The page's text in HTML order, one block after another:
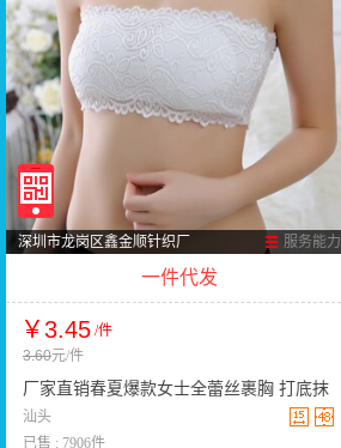
深圳市龙岗区鑫金顺针织厂 服务能力
一件代发
￥3.45 /件
3.60元/件
厂家直销春夏爆款女士全蕾丝裹胸 打底抹
胸 少女围胸加送肩带826
汕头
已售 : 7906件